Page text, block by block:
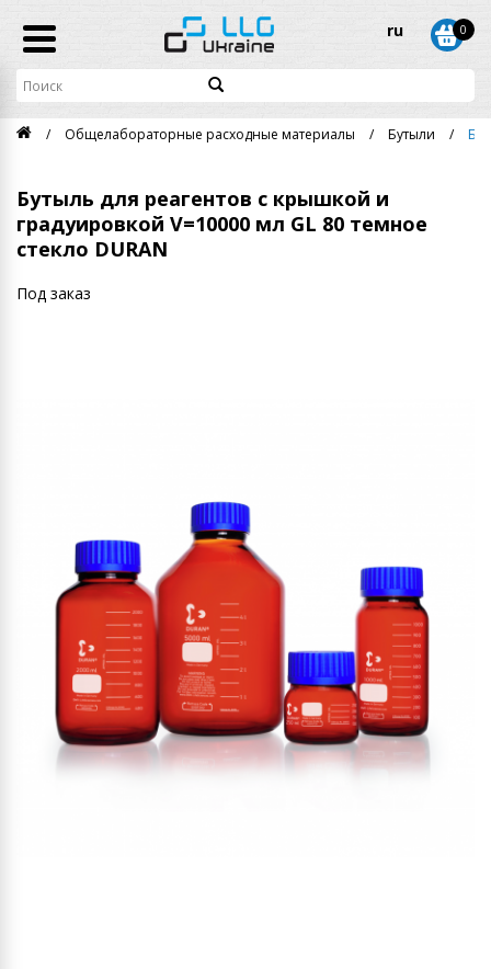
ru 0
Общелабораторные расходные материалы Бутыли
Бутыль для реагентов с крышкой и
градуировкой V=10000 мл GL 80 темное
стекло DURAN
Под заказ